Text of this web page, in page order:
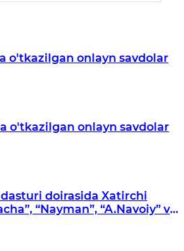
o'tkazilgan onlayn savdolar
o'tkazilgan onlayn savdolar
doirasida Xatirchi
“Nayman”, “A.Navoiy” va